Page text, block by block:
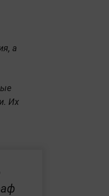
а
Их